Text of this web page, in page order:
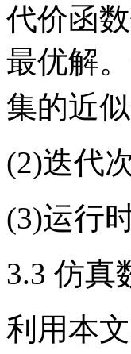
代价函数
最优解
集的近
(2)迭代
(3)运行
3.3 仿真
利用本